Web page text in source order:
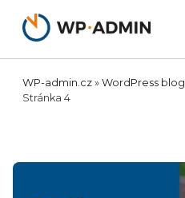
obsah
WP-admin.cz » WordPress blog
Stránka 4